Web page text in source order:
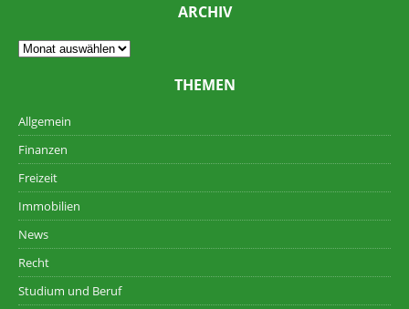
ARCHIV
THEMEN
Allgemein
Finanzen
Freizeit
Immobilien
News
Recht
Studium und Beruf